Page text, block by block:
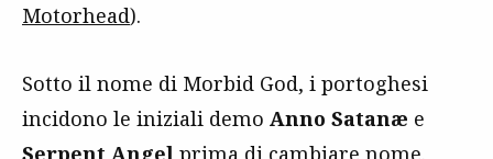
Motorhead).
Sotto il nome di Morbid God, i portoghesi
incidono le iniziali demo Anno Satanæ e
Serpent Angel prima di cambiare nome.